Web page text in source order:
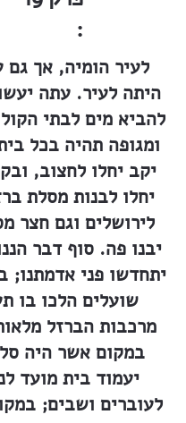
:
לעיר הומיה, אך
היתה לעיר. עתה
להביא מים לבתי
ומגופה תהיה בכל
יקב יחלו לחצוב,
יחלו לבנות מסלת
לירושלים וגם חצר
יבנו פה. סוף דבר
יתחדשו פני אדמתנו;
שועלים הלכו בו
מרכבות הברזל
במקום אשר היה
יעמוד בית מועד
לעוברים ושבים;